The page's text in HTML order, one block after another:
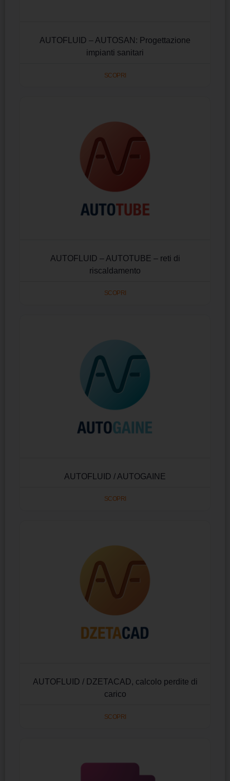
AUTOFLUID – AUTOSAN: Progettazione
impianti sanitari
SCOPRI
AUTOFLUID – AUTOTUBE – reti di
riscaldamento
SCOPRI
AUTOFLUID / AUTOGAINE
SCOPRI
AUTOFLUID / DZETACAD, calcolo perdite di
carico
SCOPRI